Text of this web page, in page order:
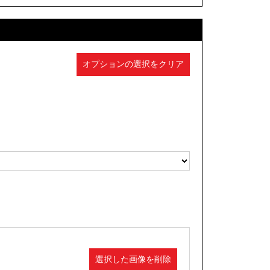
オプションの選択をクリア
選択した画像を削除